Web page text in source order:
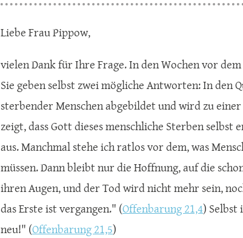
Liebe Frau Pippow,
vielen Dank für Ihre Frage. In den Wochen vor
Sie geben selbst zwei mögliche Antworten: In den
sterbender Menschen abgebildet und wird zu
zeigt, dass Gott dieses menschliche Sterben
aus. Manchmal stehe ich ratlos vor dem, was
müssen. Dann bleibt nur die Hoffnung, auf die
ihren Augen, und der Tod wird nicht mehr sein,
das Erste ist vergangen." (Offenbarung 21,4) Selbst
neu!" (Offenbarung 21,5)